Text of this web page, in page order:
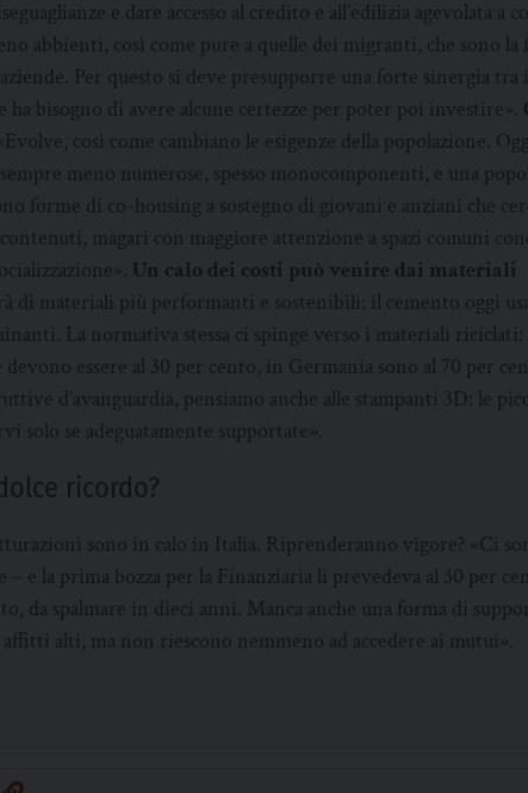
e dare accesso al credito e all’edilizia agevolata a
abbienti, così come pure a quelle dei migranti, che sono la
Per questo si deve presupporre una forte sinergia tra
bisogno di avere alcune certezze per poter poi investire».
così come cambiano le esigenze della popolazione.
meno numerose, spesso monocomponenti, e una
forme di co-housing a sostegno di giovani e anziani che
magari con maggiore attenzione a spazi comuni
Un calo dei costi può venire dai materiali
di materiali più performanti e sostenibili: il cemento oggi
La normativa stessa ci spinge verso i materiali
devono essere al 30 per cento, in Germania sono al 70 per
d’avanguardia, pensiamo anche alle stampanti 3D: le
solo se adeguatamente supportate».
ricordo?
sono in calo in Italia. Riprenderanno vigore? «Ci
– e la prima bozza per la Finanziaria li prevedeva al 30 per
da spalmare in dieci anni. Manca anche una forma di
alti, ma non riescono nemmeno ad accedere ai mutui».